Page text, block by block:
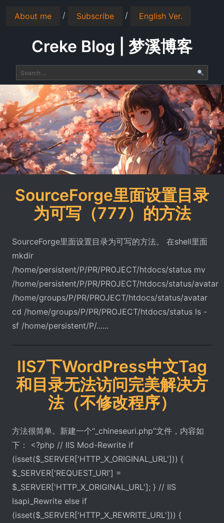
About me / Subscribe / English Ver.
Creke Blog | 梦溪博客
SourceForge里面设置目录
为可写（777）的方法
SourceForge里面设置目录为可写的方法。 在shell里面
mkdir
/home/persistent/P/PR/PROJECT/htdocs/status mv
/home/persistent/P/PR/PROJECT/htdocs/status/avatar
/home/groups/P/PR/PROJECT/htdocs/status/avatar
cd /home/groups/P/PR/PROJECT/htdocs/status ls -
sf /home/persistent/P/......
IIS7下WordPress中文Tag
和目录无法访问完美解决方
法（不修改程序）
方法很简单。新建一个“_chineseuri.php”文件，内容如
下： <?php // IIS Mod-Rewrite if
(isset($_SERVER['HTTP_X_ORIGINAL_URL'])) {
$_SERVER['REQUEST_URI'] =
$_SERVER['HTTP_X_ORIGINAL_URL']; } // IIS
Isapi_Rewrite else if
(isset($_SERVER['HTTP_X_REWRITE_URL'])) {